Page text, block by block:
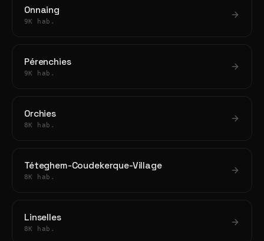
Onnaing
9K hab.
Pérenchies
9K hab.
Orchies
8K hab.
Téteghem-Coudekerque-Village
8K hab.
Linselles
8K hab.